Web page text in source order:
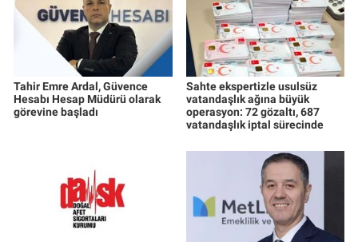
Tahir Emre Ardal, Güvence
Hesabı Hesap Müdürü olarak
görevine başladı
Sahte ekspertizle usulsüz
vatandaşlık ağına büyük
operasyon: 72 gözaltı, 687
vatandaşlık iptal sürecinde